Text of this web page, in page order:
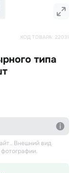
КОД ТОВАРА: 22031
типа
. Внешний вид